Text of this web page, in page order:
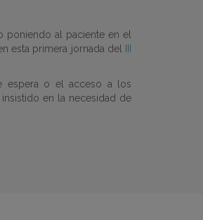
poniendo al paciente en el
esta primera jornada del
espera o el acceso a los
insistido en la necesidad de